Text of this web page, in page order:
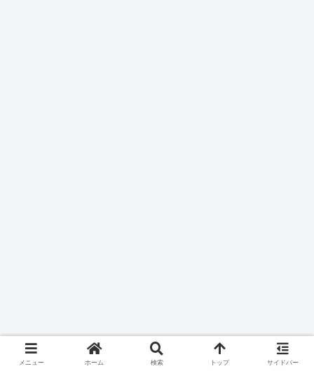
メニュー ホーム 検索 トップ サイドバー